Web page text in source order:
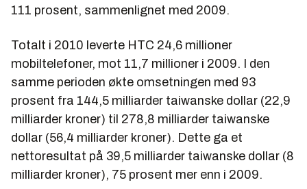
111 prosent, sammenlignet med 2009.
Totalt i 2010 leverte HTC 24,6 millioner
mobiltelefoner, mot 11,7 millioner i 2009. I den
samme perioden økte omsetningen med 93
prosent fra 144,5 milliarder taiwanske dollar (22,9
milliarder kroner) til 278,8 milliarder taiwanske
dollar (56,4 milliarder kroner). Dette ga et
nettoresultat på 39,5 milliarder taiwanske dollar (8
milliarder kroner), 75 prosent mer enn i 2009.